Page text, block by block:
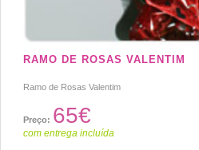
RAMO DE ROSAS VALENTIM
Ramo de Rosas Valentim
Preço: 65€
com entrega incluída